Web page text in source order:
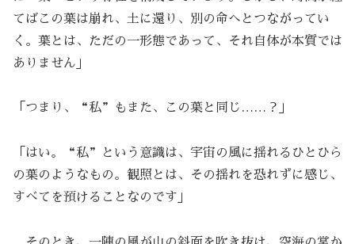
てばこの葉は崩れ、土に還り、別の命へとつながってい
く。葉とは、ただの一形態であって、それ自体が本質では
ありません」
「つまり、“私”もまた、この葉と同じ……？」
「はい。“私”という意識は、宇宙の風に揺れるひとひら
の葉のようなもの。観照とは、その揺れを恐れずに感じ、
すべてを預けることなのです」